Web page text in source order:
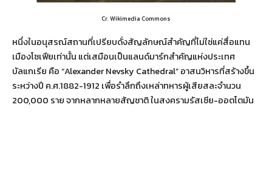
Cr. Wikimedia Commons
หนึ่งในอนุสรณ์สถานที่เปรียบดั่งสัญลักษณ์สำคัญที่ไม่ใช่แค่สื่อแทน
เมืองโซเฟียเท่านั้น แต่เสมือนเป็นแลนด์มาร์กสำคัญแห่งประเทศ
บัลแกเรีย คือ “Alexander Nevsky Cathedral” อาสนวิหารที่สร้างขึ้น
ระหว่างปี ค.ศ.1882-1912 เพื่อรำลึกถึงเหล่าทหารผู้เสียสละจำนวน
200,000 ราย จากหลากหลายสัญชาติ ในสงครามรัสเซีย-ออตโตมัน